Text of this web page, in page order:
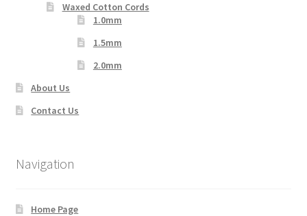
Waxed Cotton Cords
1.0mm
1.5mm
2.0mm
About Us
Contact Us
Navigation
Home Page